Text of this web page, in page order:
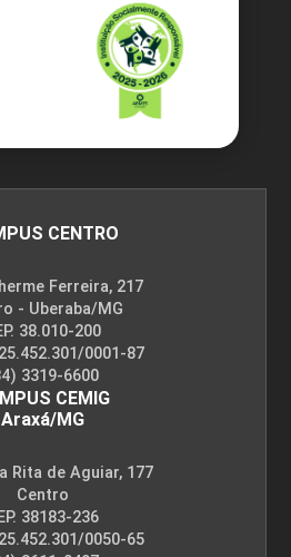
CENTRO
Ferreira, 217
- Uberaba/MG
38.010-200
0001-87
3319-6600
CEMIG
Araxá/MG
Rita de Aguiar, 177
Centro
38183-236
0050-65